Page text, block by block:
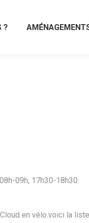
?
09h, 17h30-18h30.
en vélo.voici la